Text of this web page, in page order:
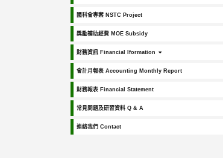
國科會專案 NSTC Project
獎勵補助經費 MOE Subsidy
財務資訊 Financial Iformation
會計月報表 Accounting Monthly Report
財務報表 Financial Statement
常見問題及研習資料 Q & A
連絡我們 Contact